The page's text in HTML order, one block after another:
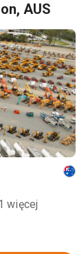
AUS
więcej